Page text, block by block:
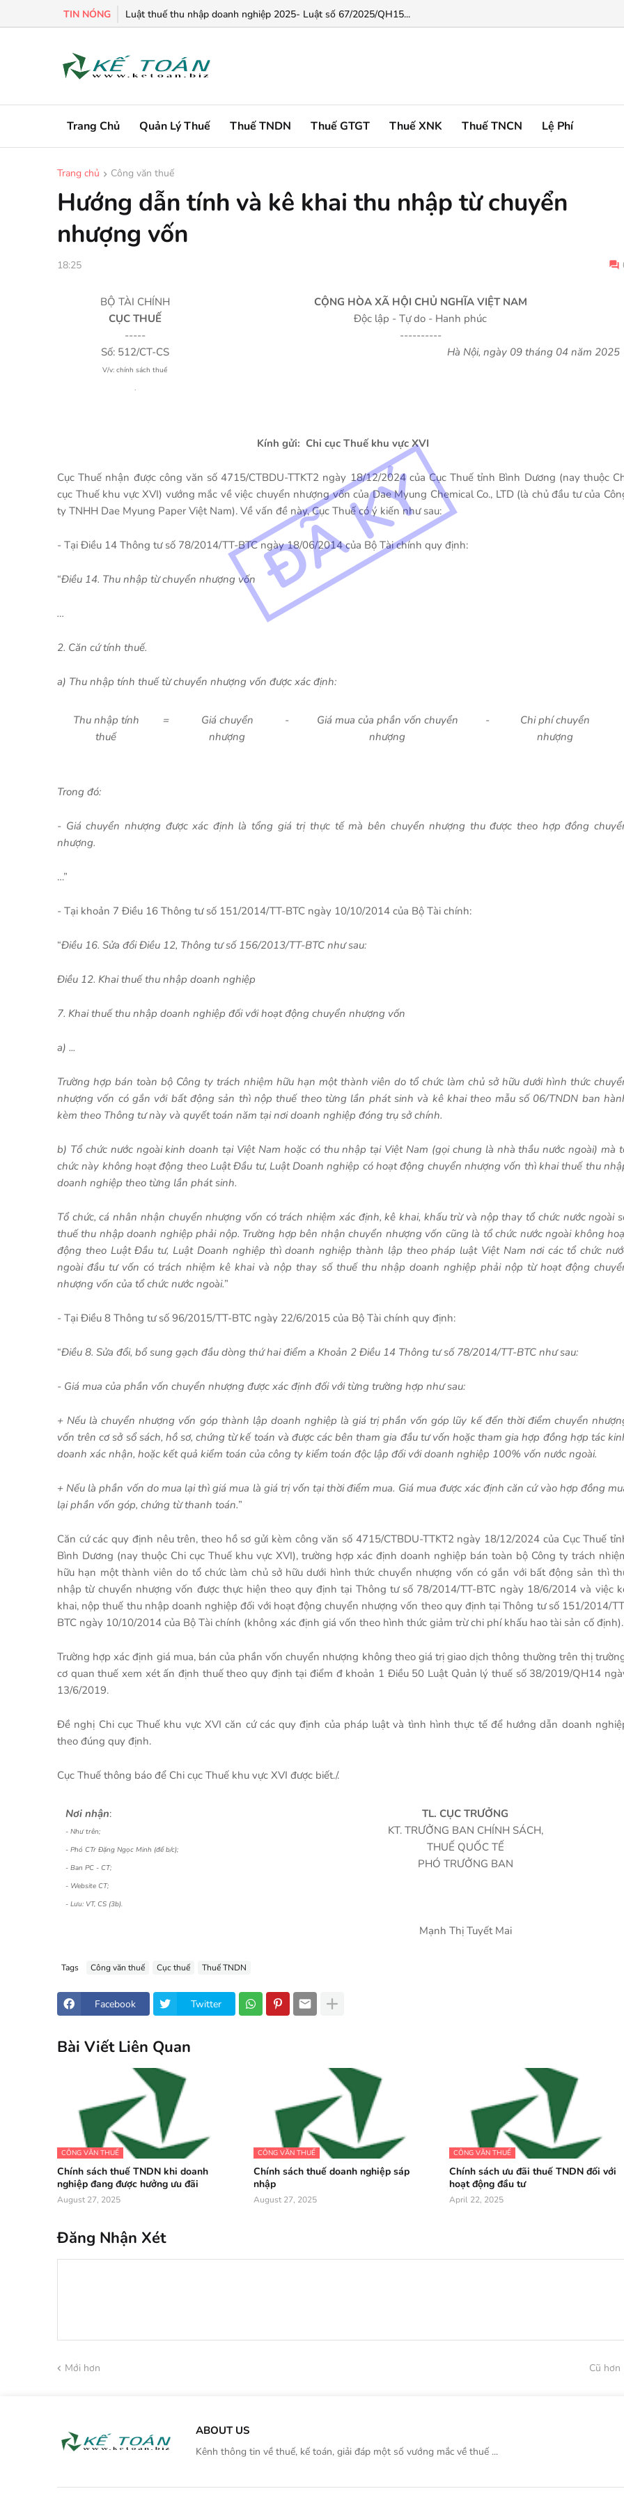
TIN NÓNG Luật thuế thu nhập doanh nghiệp 2025- Luật số 67/2025/QH15...
Chính sách ưu đãi thuế TNDN đối với hoạt động đầu tư...
Trang Chủ Quản Lý Thuế Thuế TNDN Thuế GTGT Thuế XNK Thuế TNCN Lệ Phí
Trang chủ Công văn thuế
Hướng dẫn tính và kê khai thu nhập từ chuyển
nhượng vốn
18:25
BỘ TÀI CHÍNH
CỤC THUẾ
-----
Số: 512/CT-CS
V/v: chính sách thuế
.
CỘNG HÒA XÃ HỘI CHỦ NGHĨA VIỆT NAM
Độc lập - Tự do - Hanh phúc
----------
Hà Nội, ngày 09 tháng 04 năm 2025
Kính gửi: Chi cục Thuế khu vực XVI
Cục Thuế nhận được công văn số 4715/CTBDU-TTKT2 ngày 18/12/2024 của Cục Thuế tỉnh Bình Dương (nay thuộc
cục Thuế khu vực XVI) vướng mắc về việc chuyển nhượng vốn của Dae Myung Chemical Co., LTD (là chủ đầu tư của
ty TNHH Dae Myung Paper Việt Nam). Về vấn đề này, Cục Thuế có ý kiến như sau:
- Tại Điều 14 Thông tư số 78/2014/TT-BTC ngày 18/06/2014 của Bộ Tài chính quy định:
“Điều 14. Thu nhập từ chuyển nhượng vốn
…
2. Căn cứ tính thuế.
a) Thu nhập tính thuế từ chuyển nhượng vốn được xác định:
Thu nhập tính
thuế
=
Giá chuyển
nhượng
-
Giá mua của phần vốn chuyển
nhượng
-
Chi phí chuyển
nhượng
Trong đó:
- Giá chuyển nhượng được xác định là tổng giá trị thực tế mà bên chuyển nhượng thu được theo hợp đồng
nhượng.
…”
- Tại khoản 7 Điều 16 Thông tư số 151/2014/TT-BTC ngày 10/10/2014 của Bộ Tài chính:
“Điều 16. Sửa đổi Điều 12, Thông tư số 156/2013/TT-BTC như sau:
Điều 12. Khai thuế thu nhập doanh nghiệp
7. Khai thuế thu nhập doanh nghiệp đối với hoạt động chuyển nhượng vốn
a) ...
Trường hợp bán toàn bộ Công ty trách nhiệm hữu hạn một thành viên do tổ chức làm chủ sở hữu dưới hình thức
nhượng vốn có gắn với bất động sản thì nộp thuế theo từng lần phát sinh và kê khai theo mẫu số 06/TNDN ban
kèm theo Thông tư này và quyết toán năm tại nơi doanh nghiệp đóng trụ sở chính.
b) Tổ chức nước ngoài kinh doanh tại Việt Nam hoặc có thu nhập tại Việt Nam (gọi chung là nhà thầu nước ngoài) mà
chức này không hoạt động theo Luật Đầu tư, Luật Doanh nghiệp có hoạt động chuyển nhượng vốn thì khai thuế thu
doanh nghiệp theo từng lần phát sinh.
Tổ chức, cá nhân nhận chuyển nhượng vốn có trách nhiệm xác định, kê khai, khấu trừ và nộp thay tổ chức nước ngoài
thuế thu nhập doanh nghiệp phải nộp. Trường hợp bên nhận chuyển nhượng vốn cũng là tổ chức nước ngoài không
động theo Luật Đầu tư, Luật Doanh nghiệp thì doanh nghiệp thành lập theo pháp luật Việt Nam nơi các tổ chức
ngoài đầu tư vốn có trách nhiệm kê khai và nộp thay số thuế thu nhập doanh nghiệp phải nộp từ hoạt động
nhượng vốn của tổ chức nước ngoài.”
- Tại Điều 8 Thông tư số 96/2015/TT-BTC ngày 22/6/2015 của Bộ Tài chính quy định:
“Điều 8. Sửa đổi, bổ sung gạch đầu dòng thứ hai điểm a Khoản 2 Điều 14 Thông tư số 78/2014/TT-BTC như sau:
- Giá mua của phần vốn chuyển nhượng được xác định đối với từng trường hợp như sau:
+ Nếu là chuyển nhượng vốn góp thành lập doanh nghiệp là giá trị phần vốn góp lũy kế đến thời điểm chuyển
vốn trên cơ sở sổ sách, hồ sơ, chứng từ kế toán và được các bên tham gia đầu tư vốn hoặc tham gia hợp đồng hợp tác
doanh xác nhận, hoặc kết quả kiểm toán của công ty kiểm toán độc lập đối với doanh nghiệp 100% vốn nước ngoài.
+ Nếu là phần vốn do mua lại thì giá mua là giá trị vốn tại thời điểm mua. Giá mua được xác định căn cứ vào hợp đồng
lại phần vốn góp, chứng từ thanh toán.”
Căn cứ các quy định nêu trên, theo hồ sơ gửi kèm công văn số 4715/CTBDU-TTKT2 ngày 18/12/2024 của Cục Thuế
Bình Dương (nay thuộc Chi cục Thuế khu vực XVI), trường hợp xác định doanh nghiệp bán toàn bộ Công ty trách
hữu hạn một thành viên do tổ chức làm chủ sở hữu dưới hình thức chuyển nhượng vốn có gắn với bất động sản thì
nhập từ chuyển nhượng vốn được thực hiện theo quy định tại Thông tư số 78/2014/TT-BTC ngày 18/6/2014 và việc
khai, nộp thuế thu nhập doanh nghiệp đối với hoạt động chuyển nhượng vốn theo quy định tại Thông tư số 151/2014/
BTC ngày 10/10/2014 của Bộ Tài chính (không xác định giá vốn theo hình thức giảm trừ chi phí khấu hao tài sản cố định).
Trường hợp xác định giá mua, bán của phần vốn chuyển nhượng không theo giá trị giao dịch thông thường trên thị
cơ quan thuế xem xét ấn định thuế theo quy định tại điểm đ khoản 1 Điều 50 Luật Quản lý thuế số 38/2019/QH14
13/6/2019.
Đề nghị Chi cục Thuế khu vực XVI căn cứ các quy định của pháp luật và tình hình thực tế để hướng dẫn doanh
theo đúng quy định.
Cục Thuế thông báo để Chi cục Thuế khu vực XVI được biết./.
Nơi nhận:
- Như trên;
- Phó CTr Đặng Ngọc Minh (để b/c);
- Ban PC - CT;
- Website CT;
- Lưu: VT, CS (3b).
TL. CỤC TRƯỞNG
KT. TRƯỞNG BAN CHÍNH SÁCH,
THUẾ QUỐC TẾ
PHÓ TRƯỞNG BAN
Mạnh Thị Tuyết Mai
Tags Công văn thuế Cục thuế Thuế TNDN
Facebook Twitter
Bài Viết Liên Quan
CÔNG VĂN THUẾ
Chính sách thuế TNDN khi doanh
nghiệp đang được hưởng ưu đãi
August 27, 2025
CÔNG VĂN THUẾ
Chính sách thuế doanh nghiệp sáp
nhập
August 27, 2025
CÔNG VĂN THUẾ
Chính sách ưu đãi thuế TNDN đối với
hoạt động đầu tư
April 22, 2025
Đăng Nhận Xét
Mới hơn Cũ hơn
ABOUT US
Kênh thông tin về thuế, kế toán, giải đáp một số vướng mắc về thuế ...